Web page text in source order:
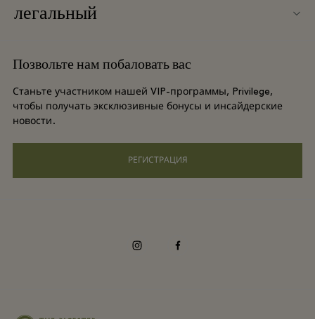
Вакансии
Загрузить приложение
Часто задаваемые вопросы
Групповое бронирование
легальный
Условия и положения для привилегированного участника
Privacy notice
Позвольте нам побаловать вас
Станьте участником нашей VIP-программы, Privilege,
чтобы получать эксклюзивные бонусы и инсайдерские
новости.
РЕГИСТРАЦИЯ
instagramfacebook